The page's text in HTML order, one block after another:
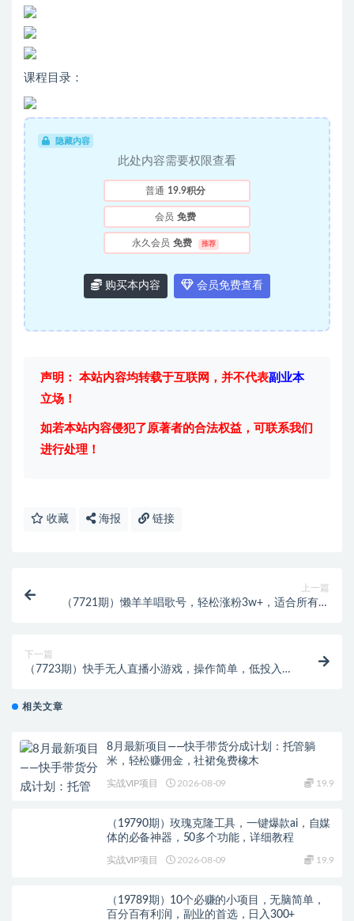
课程目录：
隐藏内容
此处内容需要权限查看
普通 19.9积分
会员 免费
永久会员 免费 推荐
购买本内容 会员免费查看
声明： 本站内容均转载于互联网，并不代表副业本
立场！
如若本站内容侵犯了原著者的合法权益，可联系我们
进行处理！
收藏 海报 链接
上一篇
（7721期）懒羊羊唱歌号，轻松涨粉3w+，适合所有人
下一篇
（7723期）快手无人直播小游戏，操作简单，低投入零
相关文章
8月最新项目——快手带货分成计划：托管躺
米，轻松赚佣金，社裙兔费橡木
实战VIP项目 2026-08-09 19.9
（19790期）玫瑰克隆工具，一键爆款ai，自媒
体的必备神器，50多个功能，详细教程
实战VIP项目 2026-08-09 19.9
（19789期）10个必赚的小项目，无脑简单，
百分百有利润，副业的首选，日入300+